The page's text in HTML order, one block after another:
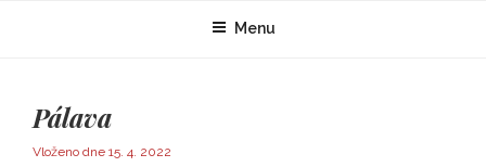
Menu
Pálava
Vloženo dne Publikováno
15. 4. 2022